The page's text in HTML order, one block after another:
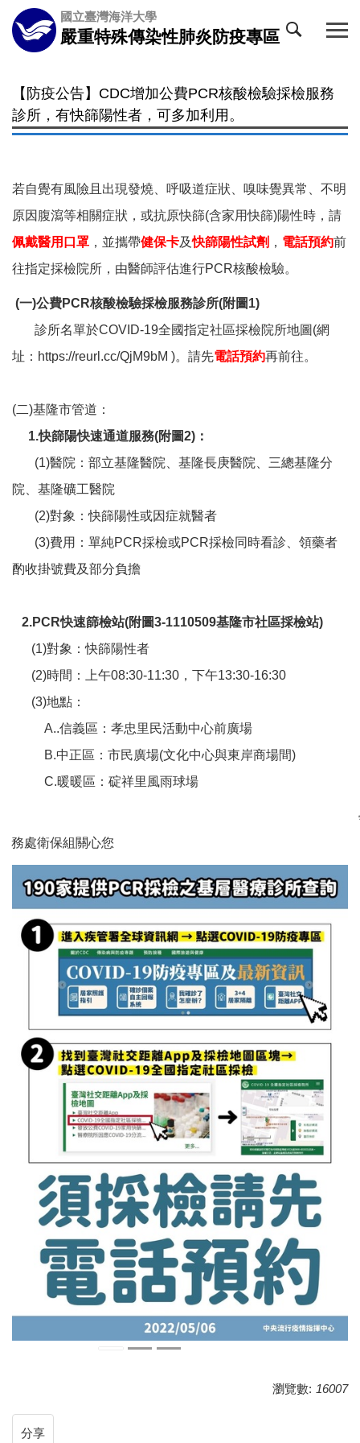
國立臺灣海洋大學
嚴重特殊傳染性肺炎防疫專區
【防疫公告】CDC增加公費PCR核酸檢驗採檢服務
診所，有快篩陽性者，可多加利用。
若自覺有風險且出現發燒、呼吸道症狀、嗅味覺異常、不明
原因腹瀉等相關症狀，或抗原快篩(含家用快篩)陽性時，請
佩戴醫用口罩 ，並攜帶健保卡及快篩陽性試劑 ， 電話預約前
往指定採檢院所，由醫師評估進行PCR核酸檢驗。
(一)公費PCR核酸檢驗採檢服務診所(附圖1)
診所名單於COVID-19全國指定社區採檢院所地圖(網
址：https://reurl.cc/QjM9bM )。請先電話預約再前往。
(二)基隆市管道：
1.快篩陽快速通道服務(附圖2)：
(1)醫院：部立基隆醫院、基隆長庚醫院、三總基隆分
院、基隆礦工醫院
(2)對象：快篩陽性或因症就醫者
(3)費用：單純PCR採檢或PCR採檢同時看診、領藥者
酌收掛號費及部分負擔
2.PCR快速篩檢站(附圖3-1110509基隆市社區採檢站)
(1)對象：快篩陽性者
(2)時間：上午08:30-11:30，下午13:30-16:30
(3)地點：
A..信義區：孝忠里民活動中心前廣場
B.中正區：市民廣場(文化中心與東岸商場間)
C.暖暖區：碇祥里風雨球場
務處衛保組關心您
瀏覽數: 16007
分享